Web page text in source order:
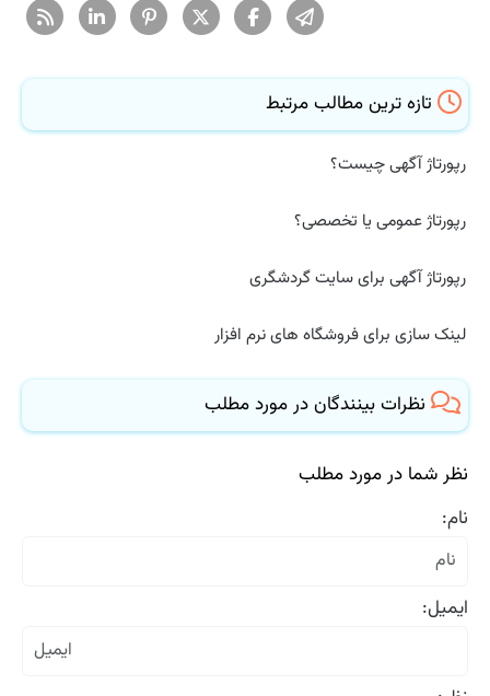
تازه ترین مطالب مرتبط
رپورتاژ آگهی چیست؟
رپورتاژ عمومی یا تخصصی؟
رپورتاژ آگهی برای سایت گردشگری
لینک سازی برای فروشگاه های نرم افزار
نظرات بینندگان در مورد مطلب
نظر شما در مورد مطلب
نام:
ایمیل: